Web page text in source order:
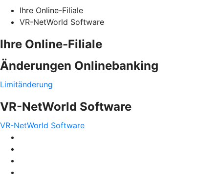
Ihre Online-Filiale
VR-NetWorld Software
Ihre Online-Filiale
Änderungen Onlinebanking
Limitänderung
VR-NetWorld Software
VR-NetWorld Software